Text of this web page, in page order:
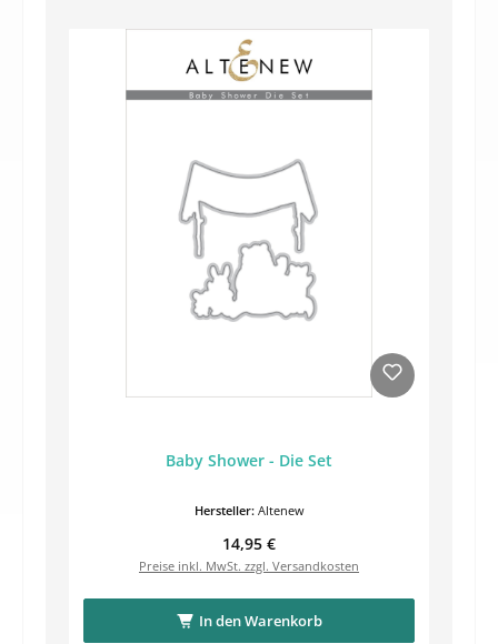
Baby Shower - Die Set
Hersteller: Altenew
Regulärer Preis:
14,95 €
Preise inkl. MwSt. zzgl. Versandkosten
In den Warenkorb